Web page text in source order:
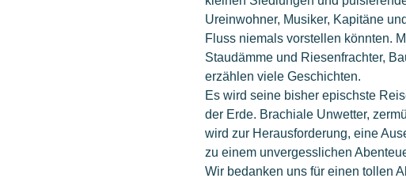
Ureinwohner, Musiker, Kapitäne
Fluss niemals vorstellen könnten.
Staudämme und Riesenfrachter,
erzählen viele Geschichten.
Es wird seine bisher epischste
der Erde. Brachiale Unwetter,
wird zur Herausforderung, eine
zu einem unvergesslichen
Wir bedanken uns für einen tollen